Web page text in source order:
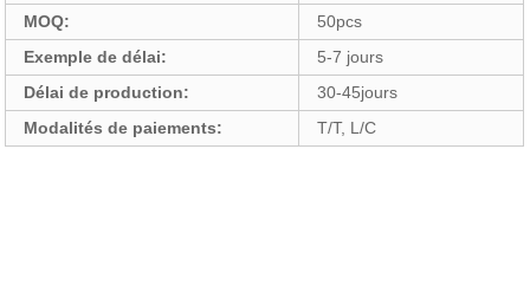
MOQ:
50pcs
Exemple de délai:
5-7 jours
Délai de production:
30-45jours
Modalités de paiements:
T/T, L/C